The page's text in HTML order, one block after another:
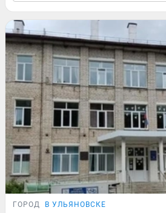
ГОРОД В УЛЬЯНОВСКЕ